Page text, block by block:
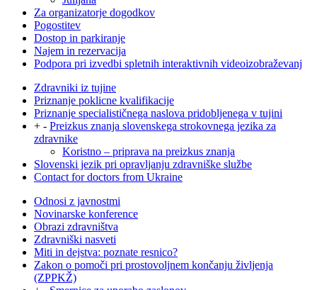
Za organizatorje dogodkov
Pogostitev
Dostop in parkiranje
Najem in rezervacija
Podpora pri izvedbi spletnih interaktivnih videoizobraževanj
Zdravniki iz tujine
Priznanje poklicne kvalifikacije
Priznanje specialističnega naslova pridobljenega v tujini
+ - Preizkus znanja slovenskega strokovnega jezika za
zdravnike
Koristno – priprava na preizkus znanja
Slovenski jezik pri opravljanju zdravniške službe
Contact for doctors from Ukraine
Odnosi z javnostmi
Novinarske konference
Obrazi zdravništva
Zdravniški nasveti
Miti in dejstva: poznate resnico?
Zakon o pomoči pri prostovoljnem končanju življenja
(ZPPKŽ)